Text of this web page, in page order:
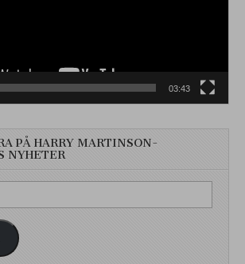
03:43
PÅ HARRY MARTINSON-
NYHETER